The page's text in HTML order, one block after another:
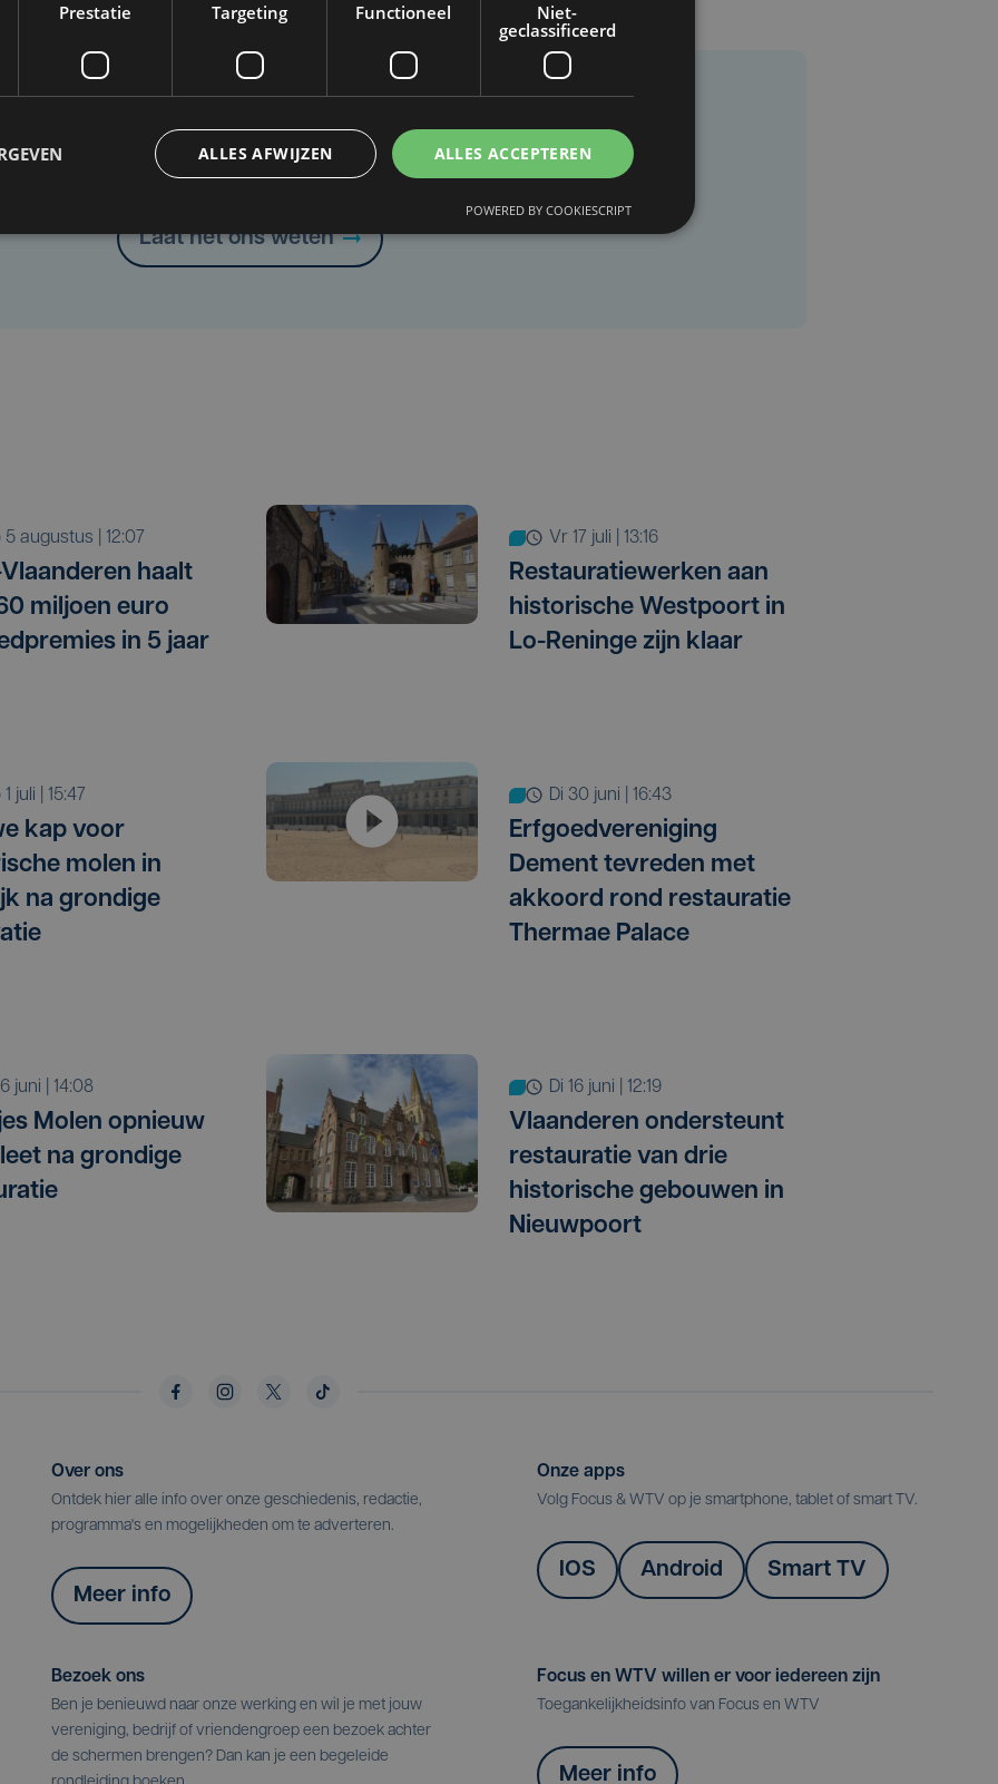
Taalfout opgemerkt?
Heb je een taal- of schrijffout opgemerkt in dit artikel?
Laat het ons weten
5 augustus | 12:07
haalt
miljoen euro
in 5 jaar
vr 17 juli | 13:16
Restauratiewerken aan
historische Westpoort in
Lo-Reninge zijn klaar
1 juli | 15:47
kap voor
molen in
na grondige
di 30 juni | 16:43
Erfgoedvereniging
Dement tevreden met
akkoord rond restauratie
Thermae Palace
16 juni | 14:08
Molen opnieuw
na grondige
di 16 juni | 12:19
Vlaanderen ondersteunt
restauratie van drie
historische gebouwen in
Nieuwpoort
Over ons
Ontdek hier alle info over onze geschiedenis, redactie,
programma's en mogelijkheden om te adverteren.
Meer info
Onze apps
Volg Focus & WTV op je smartphone, tablet of smart TV.
IOS Android Smart TV
Bezoek ons
Ben je benieuwd naar onze werking en wil je met jouw
vereniging, bedrijf of vriendengroep een bezoek achter
de schermen brengen? Dan kan je een begeleide
Focus en WTV willen er voor iedereen zijn
Toegankelijkheidsinfo van Focus en WTV
Meer info
Prestatie Targeting Functioneel
Niet-
geclassificeerd
ALLES ACCEPTEREN
ALLES AFWIJZEN
POWERED BY COOKIESCRIPT